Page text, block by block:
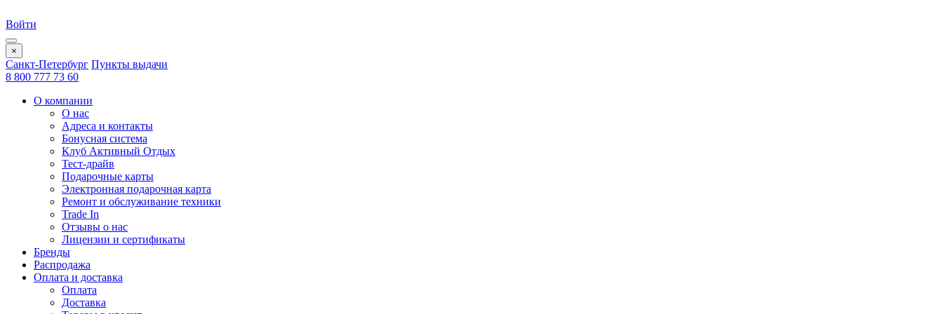
Войти
×
Санкт-Петербург Пункты выдачи
8 800 777 73 60
О компании
О нас
Адреса и контакты
Бонусная система
Клуб Активный Отдых
Тест-драйв
Подарочные карты
Электронная подарочная карта
Ремонт и обслуживание техники
Trade In
Отзывы о нас
Лицензии и сертификаты
Бренды
Распродажа
Оплата и доставка
Оплата
Доставка